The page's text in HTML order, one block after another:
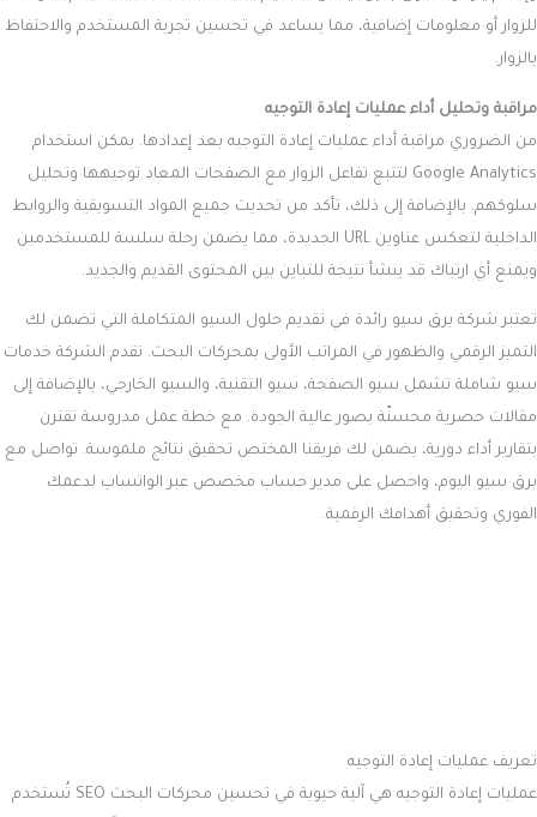
للزوار أو معلومات إضافية، مما يساعد في تحسين تجربة المستخدم والاحتفاظ
بالزوار.
مراقبة وتحليل أداء عمليات إعادة التوجيه
من الضروري مراقبة أداء عمليات إعادة التوجيه بعد إعدادها. يمكن استخدام
Google Analytics لتتبع تفاعل الزوار مع الصفحات المعاد توجيهها وتحليل
سلوكهم. بالإضافة إلى ذلك، تأكد من تحديث جميع المواد التسويقية والروابط
الداخلية لتعكس عناوين URL الجديدة، مما يضمن رحلة سلسة للمستخدمين
ويمنع أي ارتباك قد ينشأ نتيجة للتباين بين المحتوى القديم والجديد.
تعتبر شركة برق سيو رائدة في تقديم حلول السيو المتكاملة التي تضمن لك
التميز الرقمي والظهور في المراتب الأولى بمحركات البحث. تقدم الشركة خدمات
سيو شاملة تشمل سيو الصفحة، سيو التقنية، والسيو الخارجي، بالإضافة إلى
مقالات حصرية محسنّة بصور عالية الجودة. مع خطة عمل مدروسة تقترن
بتقارير أداء دورية، يضمن لك فريقنا المختص تحقيق نتائج ملموسة. تواصل مع
برق سيو اليوم، واحصل على مدير حساب مخصص عبر الواتساب لدعمك
الفوري وتحقيق أهدافك الرقمية.
تعريف عمليات إعادة التوجيه
عمليات إعادة التوجيه هي آلية حيوية في تحسين محركات البحث SEO تُستخدم